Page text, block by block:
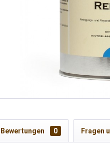
Bewertungen 0 Fragen